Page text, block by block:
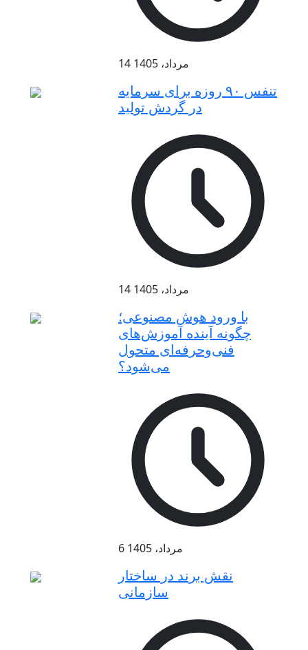
14 مرداد، 1405
تنفس ۹۰ روزه برای سرمایه
در گردش تولید
14 مرداد، 1405
با ورود هوش مصنوعی؛
چگونه آینده آموزش‌های
فنی‌وحرفه‌ای متحول
می‌شود؟
6 مرداد، 1405
نقش برند در ساختار
سازمانی